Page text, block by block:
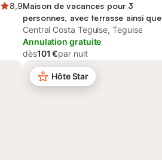
8,9Maison de vacances pour 3
personnes, avec terrasse ainsi que
piscine et jardin
Central Costa Teguise, Teguise
Annulation gratuite
dès101 €par nuit
Hôte Star